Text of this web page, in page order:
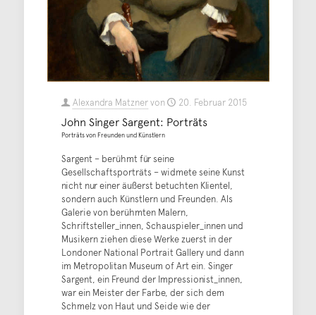
Alexandra Matznervon 20. Februar 2015
John Singer Sargent: Porträts
Porträts von Freunden und Künstlern
Sargent – berühmt für seine
Gesellschaftsporträts – widmete seine Kunst
nicht nur einer äußerst betuchten Klientel,
sondern auch Künstlern und Freunden. Als
Galerie von berühmten Malern,
Schriftsteller_innen, Schauspieler_innen und
Musikern ziehen diese Werke zuerst in der
Londoner National Portrait Gallery und dann
im Metropolitan Museum of Art ein. Singer
Sargent, ein Freund der Impressionist_innen,
war ein Meister der Farbe, der sich dem
Schmelz von Haut und Seide wie der